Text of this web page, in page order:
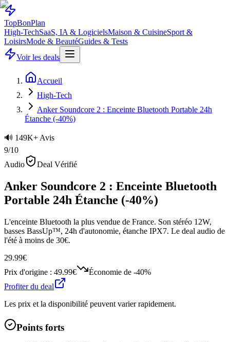
TopBonPlan
High-TechSaaS, IA & LogicielsMaison & CuisineSport &
LoisirsMode & BeautéGuides & Tests
Voir les deals
Accueil
High-Tech
Anker Soundcore 2 : Enceinte Bluetooth Portable 24h
Étanche (-40%)
🔊 149K+ Avis
9/10
Audio
Deal Vérifié
Anker Soundcore 2 : Enceinte Bluetooth
Portable 24h Étanche (-40%)
L'enceinte Bluetooth la plus vendue de France. Son stéréo 12W,
basses BassUp™, 24h d'autonomie, étanche IPX7. Le deal audio de
l'été à moins de 30€.
29.99€
Prix d'origine : 49.99€ Économie de -40%
Profiter du deal
Les prix et la disponibilité peuvent varier rapidement.
Points forts